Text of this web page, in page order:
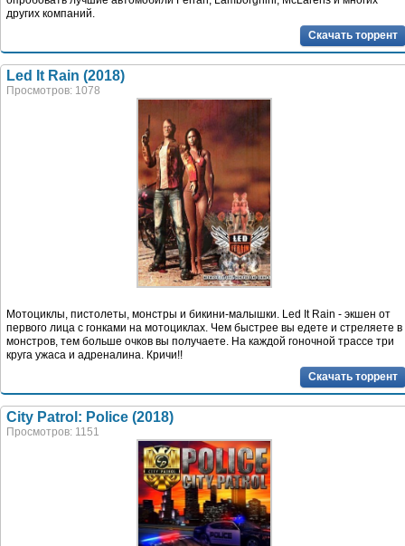
других компаний.
Скачать торрент
Led It Rain (2018)
Просмотров: 1078
Мотоциклы, пистолеты, монстры и бикини-малышки. Led It Rain - экшен от
первого лица с гонками на мотоциклах. Чем быстрее вы едете и стреляете в
монстров, тем больше очков вы получаете. На каждой гоночной трассе три
круга ужаса и адреналина. Кричи!!
Скачать торрент
City Patrol: Police (2018)
Просмотров: 1151